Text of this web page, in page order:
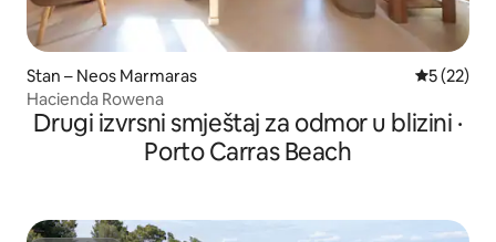
Stan – Neos Marmaras Prosječna
5 (22)
Hacienda Rowena
Drugi izvrsni smještaj za odmor u blizini ·
Porto Carras Beach